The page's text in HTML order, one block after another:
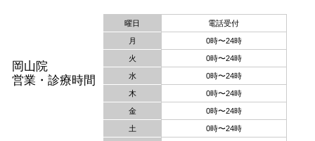
岡山院
営業・診療時間
曜日 電話受付
月 0時〜24時
火 0時〜24時
水 0時〜24時
木 0時〜24時
金 0時〜24時
土 0時〜24時